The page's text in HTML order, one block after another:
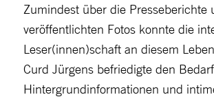
Zumindest über die Presseberichte
veröffentlichten Fotos konnte die
Leser(innen)schaft an diesem
Curd Jürgens befriedigte den
Hintergrundinformationen und